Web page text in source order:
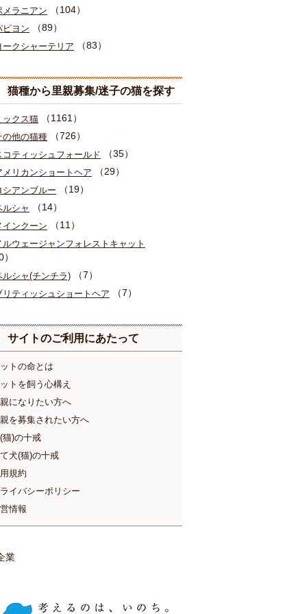
メラニアン （104）
ピヨン （89）
ークシャーテリア （83）
猫種から里親募集/迷子の猫を探す
ックス猫 （1161）
の他の猫種 （726）
コティッシュフォールド （35）
メリカンショートヘア （29）
シアンブルー （19）
ルシャ （14）
インクーン （11）
ルウェージャンフォレストキャット
ルシャ(チンチラ) （7）
リティッシュショートヘア （7）
サイトのご利用にあたって
トの命とは
トを飼う心構え
になりたい方へ
を募集されたい方へ
猫)の十戒
犬(猫)の十戒
規約
イバシーポリシー
情報
業